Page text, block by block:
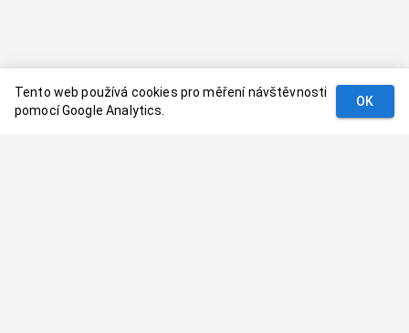
Tento web používá cookies pro měření návštěvnosti
pomocí Google Analytics.
OK